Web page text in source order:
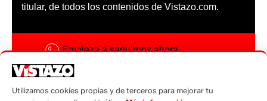
titular, de todos los contenidos de Vistazo.com.
Empieza a seguirnos ahora
Código ética
Utilizamos cookies propias y de terceros para mejorar tu